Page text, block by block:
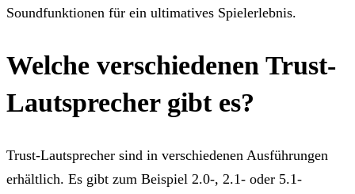
Soundfunktionen für ein ultimatives Spielerlebnis.
Welche verschiedenen Trust-
Lautsprecher gibt es?
Trust-Lautsprecher sind in verschiedenen Ausführungen
erhältlich. Es gibt zum Beispiel 2.0-, 2.1- oder 5.1-